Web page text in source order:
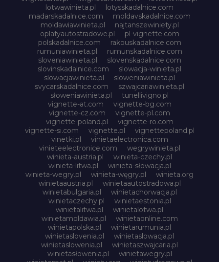
lotwawinieta.pl
lotysskadalnice.com
madarskadalnice.com
moldavskadalnice.com
moldawiawinieta.pl
najtanszewiniety.pl
oplatyautostradowe.pl
pl-vignette.com
polskadalnice.com
rakouskadalnice.com
rumuniawinieta.pl
rumunskadalnice.com
sloveniawinieta.pl
slovenskadalnice.com
slovinskadalnice.com
slowacja-winieta.pl
slowacjawinieta.pl
sloweniawinieta.pl
svycarskadalnice.com
szwajcariawinieta.pl
słoweniawinieta.pl
tunellivigno.pl
vignette-at.com
vignette-bg.com
vignette-cz.com
vignette-pl.com
vignette-poland.pl
vignette-ro.com
vignette-si.com
vignette.pl
vignettepoland.pl
vinetki.pl
vinietaelectronica.com
vinieteelectronice.com
wegrywinieta.pl
winieta-austria.pl
winieta-czechy.pl
winieta-litwa.pl
winieta-słowacja.pl
winieta-wegry.pl
winieta-węgry.pl
winieta.org
winietaaustria.pl
winietaautostradowa.pl
winietabulgaria.pl
winietachorwacja.pl
winietaczechy.pl
winietaestonia.pl
winietalitwa.pl
winietalotwa.pl
winietamoldawia.pl
winietaonline.com
winietapolska.pl
winietarumunia.pl
winietaslovenia.pl
winietaslowacja.pl
winietaslowenia.pl
winietaszwajcaria.pl
winietasłowenia.pl
winietawegry.pl